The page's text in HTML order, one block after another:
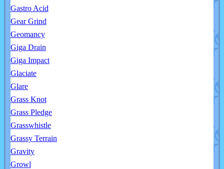
Gastro Acid
Gear Grind
Geomancy
Giga Drain
Giga Impact
Glaciate
Glare
Grass Knot
Grass Pledge
Grasswhistle
Grassy Terrain
Gravity
Growl